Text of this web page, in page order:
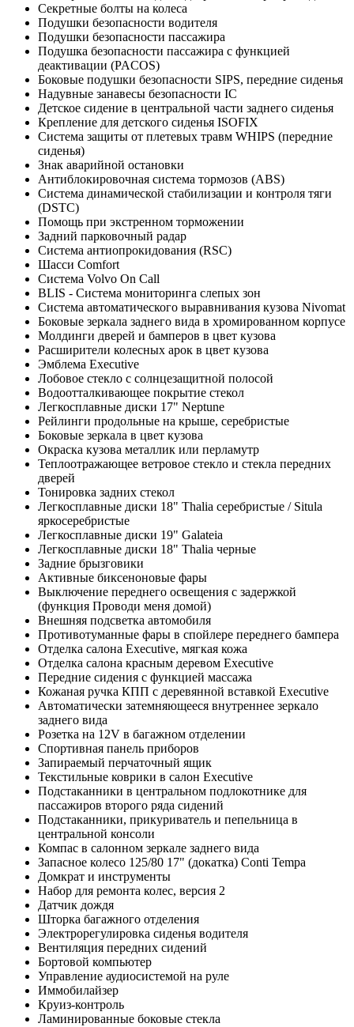
Секретные болты на колеса
Подушки безопасности водителя
Подушки безопасности пассажира
Подушка безопасности пассажира с функцией
деактивации (PACOS)
Боковые подушки безопасности SIPS, передние сиденья
Надувные занавесы безопасности IC
Детское сидение в центральной части заднего сиденья
Крепление для детского сиденья ISOFIX
Система защиты от плетевых травм WHIPS (передние
сиденья)
Знак аварийной остановки
Антиблокировочная система тормозов (ABS)
Система динамической стабилизации и контроля тяги
(DSTC)
Помощь при экстренном торможении
Задний парковочный радар
Система антиопрокидования (RSC)
Шасси Comfort
Система Volvo On Call
BLIS - Система мониторинга слепых зон
Система автоматического выравнивания кузова Nivomat
Боковые зеркала заднего вида в хромированном корпусе
Молдинги дверей и бамперов в цвет кузова
Расширители колесных арок в цвет кузова
Эмблема Executive
Лобовое стекло с солнцезащитной полосой
Водоотталкивающее покрытие стекол
Легкосплавные диски 17" Neptune
Рейлинги продольные на крыше, серебристые
Боковые зеркала в цвет кузова
Окраска кузова металлик или перламутр
Теплоотражающее ветровое стекло и стекла передних
дверей
Тонировка задних стекол
Легкосплавные диски 18" Thalia серебристые / Situla
яркосеребристые
Легкосплавные диски 19" Galateia
Легкосплавные диски 18" Thalia черные
Задние брызговики
Активные биксеноновые фары
Выключение переднего освещения с задержкой
(функция Проводи меня домой)
Внешняя подсветка автомобиля
Противотуманные фары в спойлере переднего бампера
Отделка салона Executive, мягкая кожа
Отделка салона красным деревом Executive
Передние сидения с функцией массажа
Кожаная ручка КПП с деревянной вставкой Executive
Автоматически затемняющееся внутреннее зеркало
заднего вида
Розетка на 12V в багажном отделении
Спортивная панель приборов
Запираемый перчаточный ящик
Текстильные коврики в салон Executive
Подстаканники в центральном подлокотнике для
пассажиров второго ряда сидений
Подстаканники, прикуриватель и пепельница в
центральной консоли
Компас в салонном зеркале заднего вида
Запасное колесо 125/80 17" (докатка) Conti Tempa
Домкрат и инструменты
Набор для ремонта колес, версия 2
Датчик дождя
Шторка багажного отделения
Электрорегулировка сиденья водителя
Вентиляция передних сидений
Бортовой компьютер
Управление аудиосистемой на руле
Иммобилайзер
Круиз-контроль
Ламинированные боковые стекла